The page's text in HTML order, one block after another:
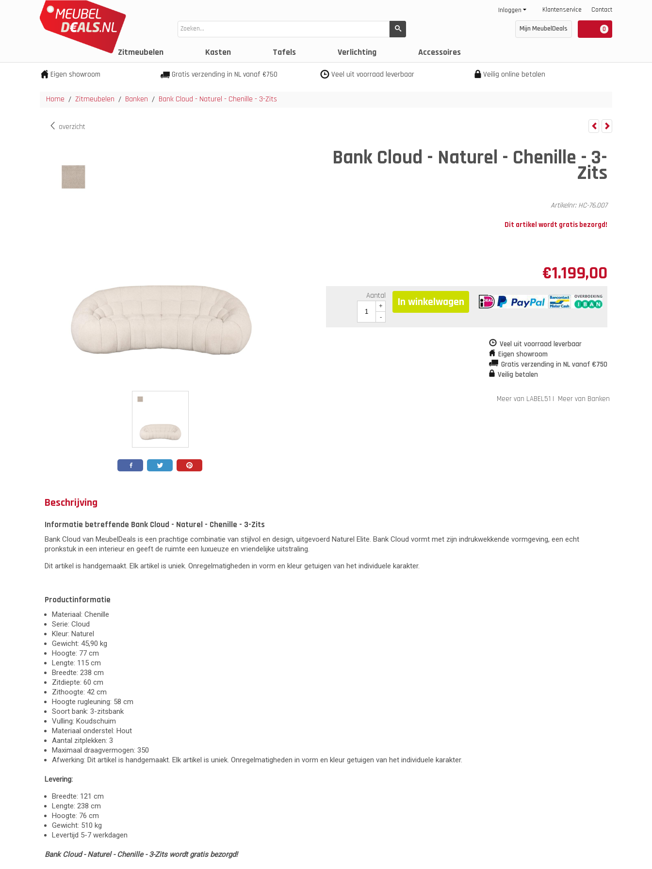
Klantenservice Contact
Inloggen
0
Mijn MeubelDeals
Zitmeubelen Kasten Tafels Verlichting Accessoires
Eigen showroom Gratis verzending in NL vanaf €750 Veel uit voorraad leverbaar Veilig online betalen
Home / Zitmeubelen / Banken / Bank Cloud - Naturel - Chenille - 3-Zits
overzicht
Bank Cloud - Naturel - Chenille - 3-
Zits
Artikelnr: HC-76.007
Dit artikel wordt gratis bezorgd!
€1.199,00
Aantal
+
-
In winkelwagen
Veel uit voorraad leverbaar
Eigen showroom
Gratis verzending in NL vanaf €750
Veilig betalen
Meer van LABEL51 | Meer van Banken
Beschrijving
Informatie betreffende Bank Cloud - Naturel - Chenille - 3-Zits
Bank Cloud van MeubelDeals is een prachtige combinatie van stijlvol en design, uitgevoerd Naturel Elite. Bank Cloud vormt met zijn indrukwekkende vormgeving, een echt
pronkstuk in een interieur en geeft de ruimte een luxueuze en vriendelijke uitstraling.
Dit artikel is handgemaakt. Elk artikel is uniek. Onregelmatigheden in vorm en kleur getuigen van het individuele karakter.
Productinformatie
Materiaal: Chenille
Serie: Cloud
Kleur: Naturel
Gewicht: 45,90 kg
Hoogte: 77 cm
Lengte: 115 cm
Breedte: 238 cm
Zitdiepte: 60 cm
Zithoogte: 42 cm
Hoogte rugleuning: 58 cm
Soort bank: 3-zitsbank
Vulling: Koudschuim
Materiaal onderstel: Hout
Aantal zitplekken: 3
Maximaal draagvermogen: 350
Afwerking: Dit artikel is handgemaakt. Elk artikel is uniek. Onregelmatigheden in vorm en kleur getuigen van het individuele karakter.
Levering:
Breedte: 121 cm
Lengte: 238 cm
Hoogte: 76 cm
Gewicht: 510 kg
Levertijd 5-7 werkdagen
Bank Cloud - Naturel - Chenille - 3-Zits wordt gratis bezorgd!